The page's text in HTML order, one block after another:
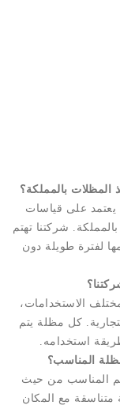
المظلات بالمملكة؟
يعتمد على قياسات
شركتنا تهتم
لفترة طويلة دون
الاستخدامات،
كل مظلة يتم
استخدامه.
المناسب؟
المناسب من حيث
مع المكان